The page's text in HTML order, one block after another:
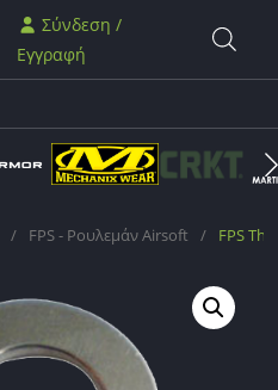
Σύνδεση /
Εγγραφή
/ FPS - Ρουλεμάν Airsoft / FPS